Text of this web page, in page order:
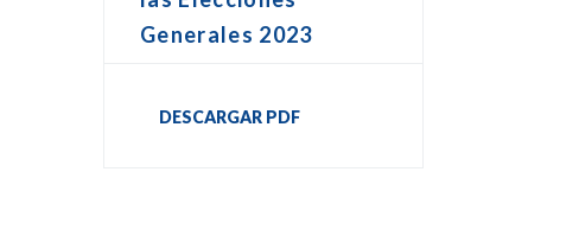
Generales 2023
DESCARGAR PDF